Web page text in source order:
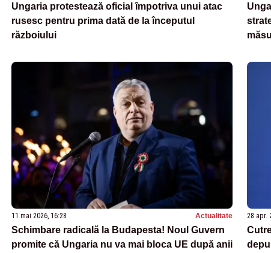
Ungaria protestează oficial împotriva unui atac
rusesc pentru prima dată de la începutul
războiului
11 mai 2026, 16:28 Actualitate
Schimbare radicală la Budapesta! Noul Guvern
promite că Ungaria nu va mai bloca UE după anii
28 apr.